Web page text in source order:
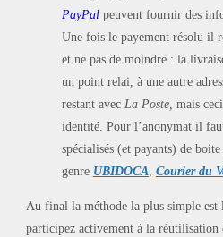
PayPalpeuvent fournir des
Une fois le payement résolu il
et ne pas de moindre : la
un point relai, à une autre
restant avec La Poste, mais
identité. Pour l’anonymat il
spécialisés (et payants) de
genre UBIDOCA Courier du
Au final la méthode la plus simple est
participez activement à la réutilisation